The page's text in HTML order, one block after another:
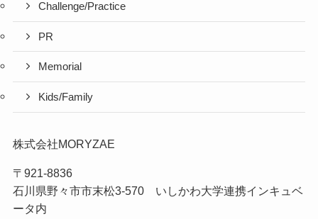
Challenge/Practice
PR
Memorial
Kids/Family
株式会社MORYZAE
〒921-8836
石川県野々市市末松3-570 いしかわ大学連携インキュベ
ータ内